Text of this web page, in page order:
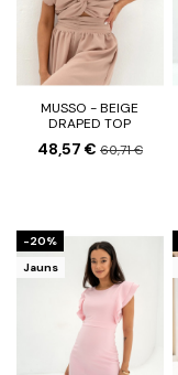
MUSSO - BEIGE
DRAPED TOP
48,57 € 60,71 €
-20%
Jauns